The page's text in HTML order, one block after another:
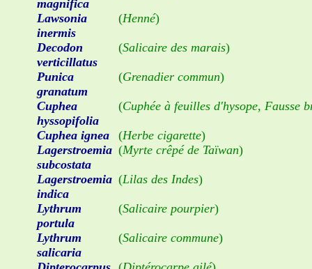
magnifica
(Henné)
Lawsonia
inermis
(Salicaire des marais)
Decodon
verticillatus
(Grenadier commun)
Punica
granatum
(Cuphée à feuilles d'hysope, Fausse
Cuphea
hyssopifolia
(Herbe cigarette)
Cuphea ignea
(Myrte crêpé de Taïwan)
Lagerstroemia
subcostata
(Lilas des Indes)
Lagerstroemia
indica
(Salicaire pourpier)
Lythrum
portula
(Salicaire commune)
Lythrum
salicaria